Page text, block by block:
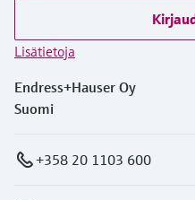
Lisätietoja
Endress+Hauser Oy
Suomi
+358 20 1103 600